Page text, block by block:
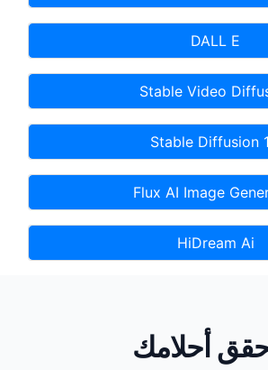
DALL E
Stable Video
Stable Diffusion
Flux AI Image
HiDream Ai
أحلامك